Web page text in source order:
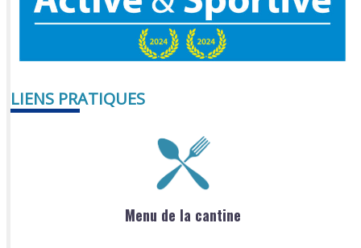
LIENS PRATIQUES
Menu de la cantine